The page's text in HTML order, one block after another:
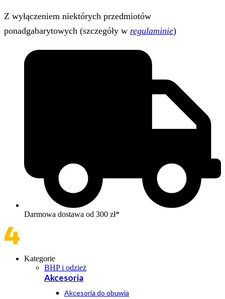
Z wyłączeniem niektórych przedmiotów
ponadgabarytowych (szczegóły w regulaminie)
Darmowa dostawa od 300 zł*
Kategorie
BHP i odzież
Akcesoria
Akcesoria do obuwia